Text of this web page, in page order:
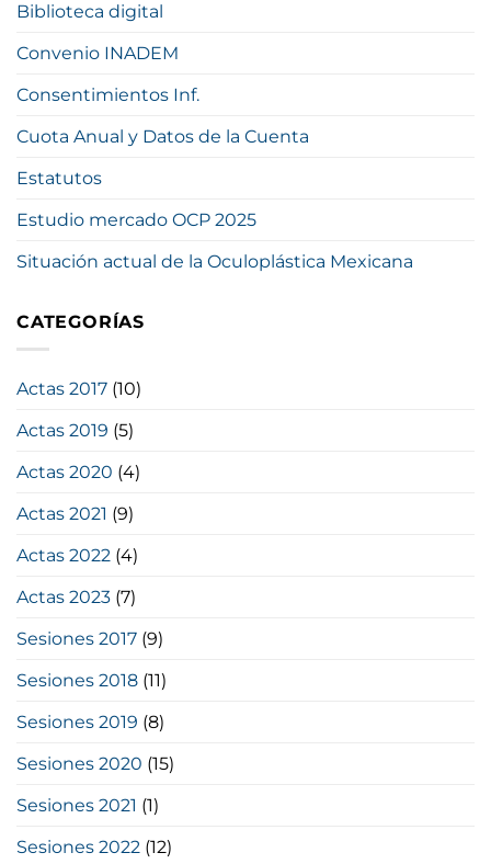
Biblioteca digital
Convenio INADEM
Consentimientos Inf.
Cuota Anual y Datos de la Cuenta
Estatutos
Estudio mercado OCP 2025
Situación actual de la Oculoplástica Mexicana
CATEGORÍAS
Actas 2017 (10)
Actas 2019 (5)
Actas 2020 (4)
Actas 2021 (9)
Actas 2022 (4)
Actas 2023 (7)
Sesiones 2017 (9)
Sesiones 2018 (11)
Sesiones 2019 (8)
Sesiones 2020 (15)
Sesiones 2021 (1)
Sesiones 2022 (12)